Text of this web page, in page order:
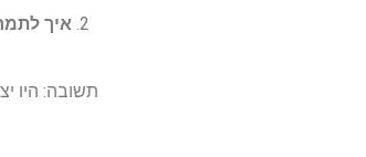
איך
תשובה: היו